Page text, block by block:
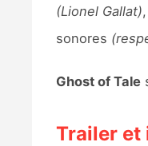
(Lionel Gallat)
sonores
Ghost of Tale
Trailer et